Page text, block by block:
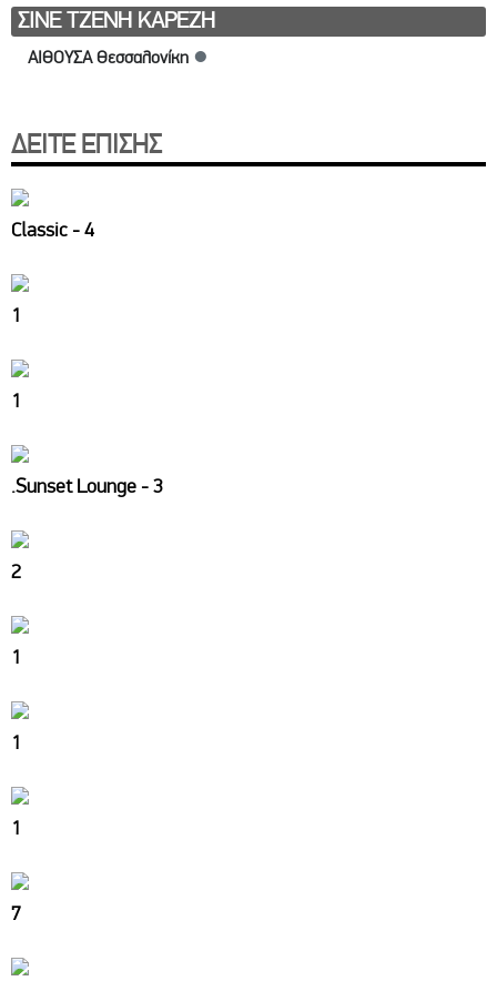
ΣΙΝΕ ΤΖΕΝΗ ΚΑΡΕΖΗ
ΑΙΘΟΥΣΑ Θεσσαλονίκη ●
ΔΕΙΤΕ ΕΠΙΣΗΣ
Classic - 4
1
1
.Sunset Lounge - 3
2
1
1
1
7